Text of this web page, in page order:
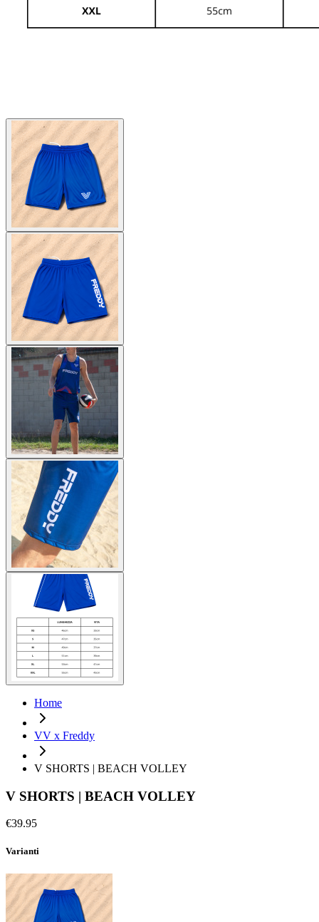
Home
VV x Freddy
V SHORTS | BEACH VOLLEY
V SHORTS | BEACH VOLLEY
€39.95
Varianti